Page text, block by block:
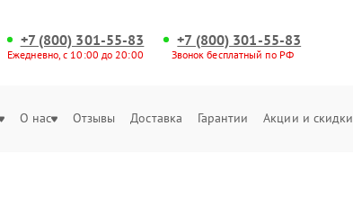
+7 (800) 301-55-83
Ежедневно, с 10:00 до 20:00
+7 (800) 301-55-83
Звонок бесплатный по РФ
О нас Отзывы Доставка Гарантии Акции и скидки